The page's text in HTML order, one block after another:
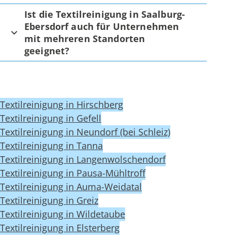
Ist die Textilreinigung in Saalburg-
Ebersdorf auch für Unternehmen
mit mehreren Standorten
geeignet?
Textilreinigung in Hirschberg
Textilreinigung in Gefell
Textilreinigung in Neundorf (bei Schleiz)
Textilreinigung in Tanna
Textilreinigung in Langenwolschendorf
Textilreinigung in Pausa-Mühltroff
Textilreinigung in Auma-Weidatal
Textilreinigung in Greiz
Textilreinigung in Wildetaube
Textilreinigung in Elsterberg